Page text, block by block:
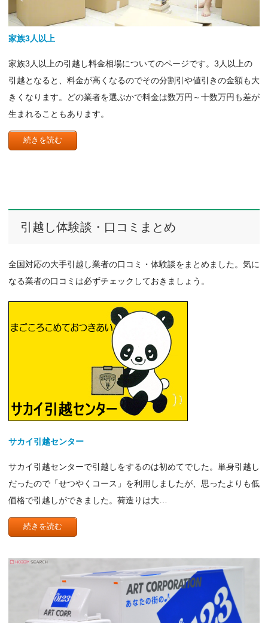
家族3人以上
家族3人以上の引越し料金相場についてのページです。3人以上の
引越となると、料金が高くなるのでその分割引や値引きの金額も大
きくなります。どの業者を選ぶかで料金は数万円～十数万円も差が
生まれることもあります。
続きを読む
引越し体験談・口コミまとめ
全国対応の大手引越し業者の口コミ・体験談をまとめました。気に
なる業者の口コミは必ずチェックしておきましょう。
サカイ引越センター
サカイ引越センターで引越しをするのは初めてでした。単身引越し
だったので「せつやくコース」を利用しましたが、思ったよりも低
価格で引越しができました。荷造りは大…
続きを読む